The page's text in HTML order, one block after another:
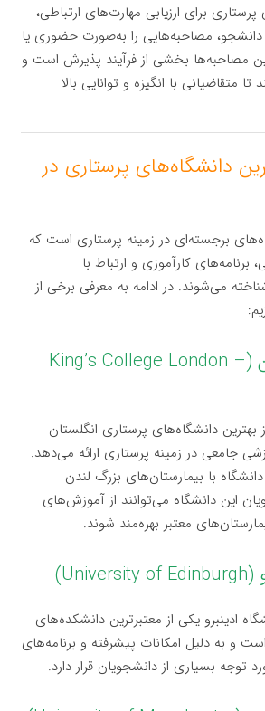
برای ارزیابی مهارت‌های ارتباطی،
دانشجو، مصاحبه‌هایی را به‌صورت حضوری یا
این مصاحبه‌ها بخشی از فرآیند پذیرش است و
متقاضیانی با انگیزه و توانایی بالا
دانشگاه‌های پرستاری در
برجسته‌ای در زمینه پرستاری است که
کارآموزی و ارتباط با
می‌شوند. در ادامه به معرفی برخی از
۱. کینگز کالج لندن (King’s College London –
بهترین دانشگاه‌های پرستاری انگلستان
جامعی در زمینه پرستاری ارائه می‌دهد.
با بیمارستان‌های بزرگ لندن
این دانشگاه می‌توانند از آموزش‌های
معتبر بهره‌مند شوند.
ادینبرو یکی از معتبرترین دانشکده‌های
و به دلیل امکانات پیشرفته و برنامه‌های
توجه بسیاری از دانشجویان قرار دارد.